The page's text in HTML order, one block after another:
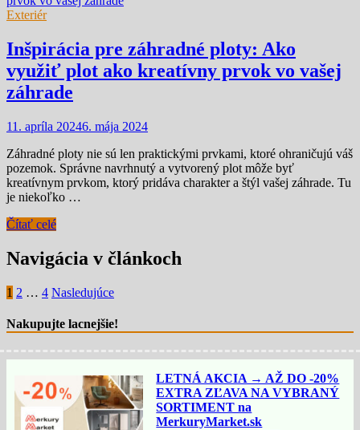
Exteriér
Inšpirácia pre záhradné ploty: Ako
využiť plot ako kreatívny prvok vo vašej
záhrade
11. apríla 20246. mája 2024
Záhradné ploty nie sú len praktickými prvkami, ktoré ohraničujú váš
pozemok. Správne navrhnutý a vytvorený plot môže byť
kreatívnym prvkom, ktorý pridáva charakter a štýl vašej záhrade. Tu
je niekoľko …
Čítať celé
Navigácia v článkoch
1 2 … 4 Nasledujúce
Nakupujte lacnejšie!
LETNÁ AKCIA → AŽ DO -20%
EXTRA ZĽAVA NA VYBRANÝ
SORTIMENT na
MerkuryMarket.sk